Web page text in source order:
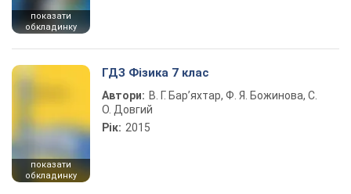
показати
обкладинку
показати
обкладинку
ГДЗ Фізика 7 клас
Автори: В. Г. Бар’яхтар, Ф. Я. Божинова, С.
О. Довгий
Рік: 2015